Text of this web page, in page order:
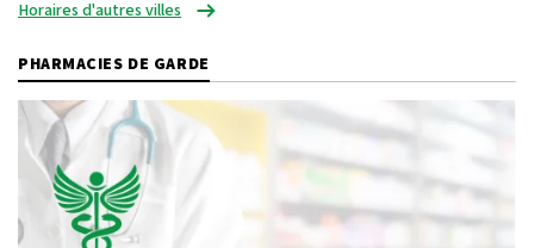
Horaires d'autres villes
PHARMACIES DE GARDE